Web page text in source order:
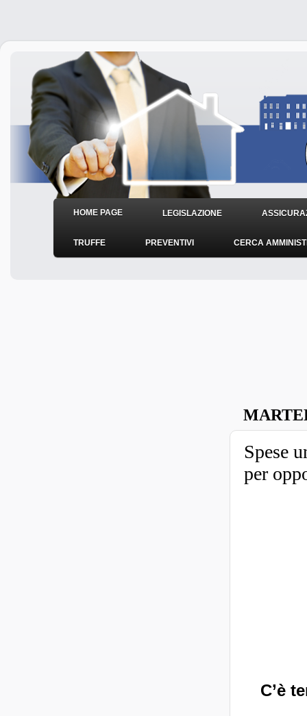
HOME PAGE LEGISLAZIONE
TRUFFE PREVENTIVI CERCA
Spese
per
C’è